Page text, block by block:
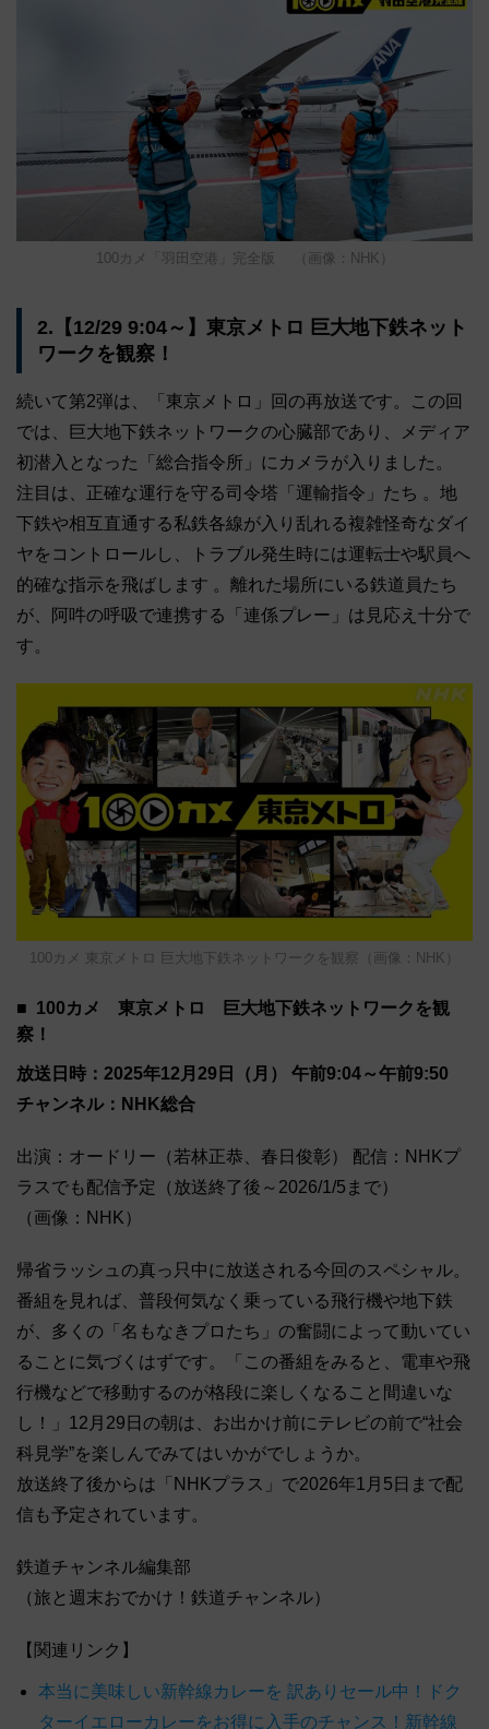
100カメ「羽田空港」完全版 （画像：NHK）
2.【12/29 9:04～】東京メトロ 巨大地下鉄ネット
ワークを観察！
続いて第2弾は、「東京メトロ」回の再放送です。この回
では、巨大地下鉄ネットワークの心臓部であり、メディア
初潜入となった「総合指令所」にカメラが入りました。
注目は、正確な運行を守る司令塔「運輸指令」たち 。地
下鉄や相互直通する私鉄各線が入り乱れる複雑怪奇なダイ
ヤをコントロールし、トラブル発生時には運転士や駅員へ
的確な指示を飛ばします 。離れた場所にいる鉄道員たち
が、阿吽の呼吸で連携する「連係プレー」は見応え十分で
す。
100カメ 東京メトロ 巨大地下鉄ネットワークを観察（画像：NHK）
100カメ 東京メトロ 巨大地下鉄ネットワークを観
察！
放送日時：2025年12月29日（月） 午前9:04～午前9:50
チャンネル：NHK総合
出演：オードリー（若林正恭、春日俊彰） 配信：NHKプ
ラスでも配信予定（放送終了後～2026/1/5まで）
（画像：NHK）
帰省ラッシュの真っ只中に放送される今回のスペシャル。
番組を見れば、普段何気なく乗っている飛行機や地下鉄
が、多くの「名もなきプロたち」の奮闘によって動いてい
ることに気づくはずです。「この番組をみると、電車や飛
行機などで移動するのが格段に楽しくなること間違いな
し！」12月29日の朝は、お出かけ前にテレビの前で“社会
科見学”を楽しんでみてはいかがでしょうか。
放送終了後からは「NHKプラス」で2026年1月5日まで配
信も予定されています。
鉄道チャンネル編集部
（旅と週末おでかけ！鉄道チャンネル）
【関連リンク】
本当に美味しい新幹線カレーを 訳ありセール中！ドク
ターイエローカレーをお得に入手のチャンス！新幹線